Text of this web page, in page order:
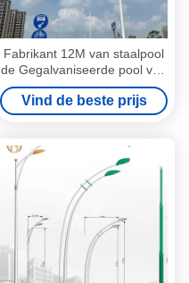
Fabrikant 12M van staalpool
de Gegalvaniseerde pool van
het het Staal Enige Wapen
van Straatlantaarnpool
Vind de beste prijs